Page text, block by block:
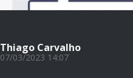
Thiago Carvalho
07/03/2023 14:07